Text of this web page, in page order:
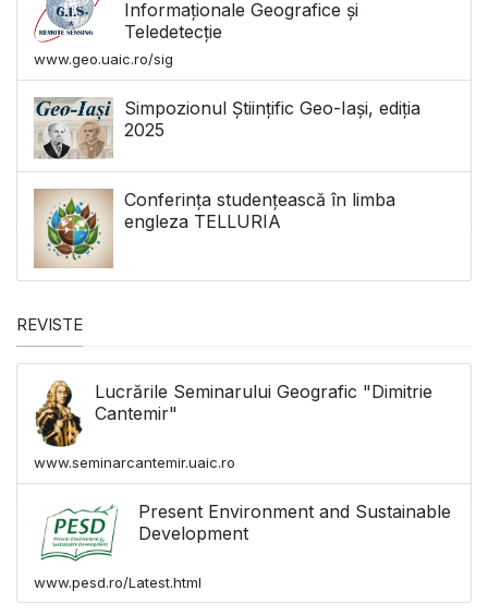
Informaționale Geografice și
Teledetecție
www.geo.uaic.ro/sig
Simpozionul Științific Geo-Iași, ediția
2025
Conferința studențească în limba
engleza TELLURIA
REVISTE
Lucrările Seminarului Geografic "Dimitrie
Cantemir"
www.seminarcantemir.uaic.ro
Present Environment and Sustainable
Development
www.pesd.ro/Latest.html